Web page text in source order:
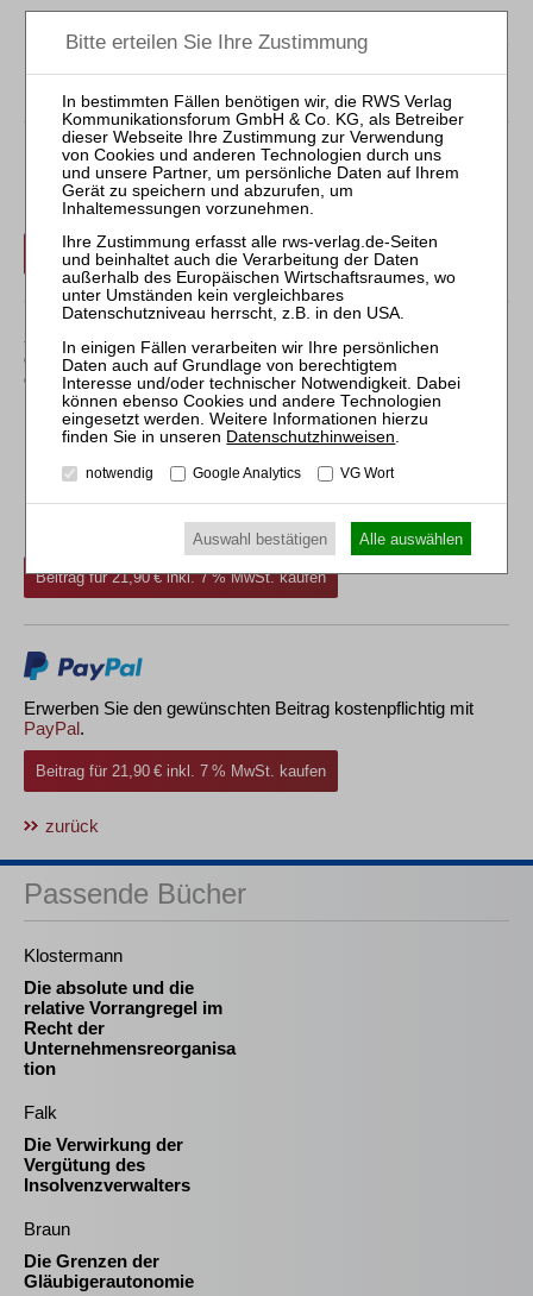
*
Prof. Dr. iur., EBS Universität für Wirtschaft und Recht,
Wiesbaden. Der Beitrag beruht nicht auf einer Anfrage
aus der Praxis.
Der Inhalt dieses Beitrags ist nicht frei verfügbar.
Für Abonnenten ist der Zugang zu Aufsätzen und
Rechtsprechung frei.
Login
Sollten Sie über kein Abonnement verfügen, können Sie
den gewünschten Beitrag trotzdem kostenpflichtig
erwerben:
Beitrag für 21,90 € inkl. 7 % MwSt. kaufen
Erwerben Sie den gewünschten Beitrag kostenpflichtig mit
PayPal.
Beitrag für 21,90 € inkl. 7 % MwSt. kaufen
zurück
Passende Bücher
Klostermann
Die absolute und die
relative Vorrangregel im
Recht der
Unternehmensreorganisa
tion
Falk
Die Verwirkung der
Vergütung des
Insolvenzverwalters
Braun
Die Grenzen der
Gläubigerautonomie
Datenschutzhinweisen
notwendig Google Analytics VG Wort
Auswahl bestätigen Alle auswählen